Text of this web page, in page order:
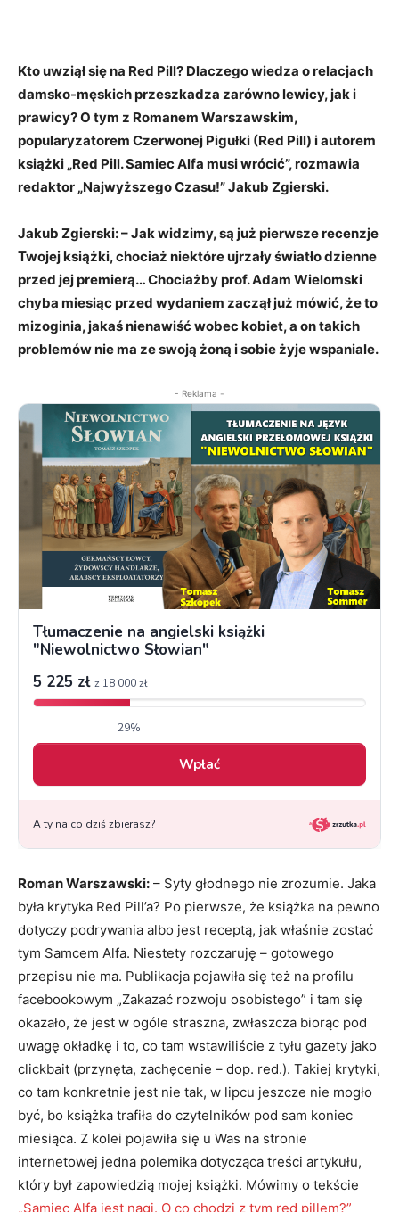
Kto uwziął się na Red Pill? Dlaczego wiedza o relacjach
damsko-męskich przeszkadza zarówno lewicy, jak i
prawicy? O tym z Romanem Warszawskim,
popularyzatorem Czerwonej Pigułki (Red Pill) i autorem
książki „Red Pill. Samiec Alfa musi wrócić”, rozmawia
redaktor „Najwyższego Czasu!” Jakub Zgierski.
Jakub Zgierski: – Jak widzimy, są już pierwsze recenzje
Twojej książki, chociaż niektóre ujrzały światło dzienne
przed jej premierą… Chociażby prof. Adam Wielomski
chyba miesiąc przed wydaniem zaczął już mówić, że to
mizoginia, jakaś nienawiść wobec kobiet, a on takich
problemów nie ma ze swoją żoną i sobie żyje wspaniale.
- Reklama -
Roman Warszawski: – Syty głodnego nie zrozumie. Jaka
była krytyka Red Pill’a? Po pierwsze, że książka na pewno
dotyczy podrywania albo jest receptą, jak właśnie zostać
tym Samcem Alfa. Niestety rozczaruję – gotowego
przepisu nie ma. Publikacja pojawiła się też na profilu
facebookowym „Zakazać rozwoju osobistego” i tam się
okazało, że jest w ogóle straszna, zwłaszcza biorąc pod
uwagę okładkę i to, co tam wstawiliście z tyłu gazety jako
clickbait (przynęta, zachęcenie – dop. red.). Takiej krytyki,
co tam konkretnie jest nie tak, w lipcu jeszcze nie mogło
być, bo książka trafiła do czytelników pod sam koniec
miesiąca. Z kolei pojawiła się u Was na stronie
internetowej jedna polemika dotycząca treści artykułu,
który był zapowiedzią mojej książki. Mówimy o tekście
„Samiec Alfa jest nagi. O co chodzi z tym red pillem?”